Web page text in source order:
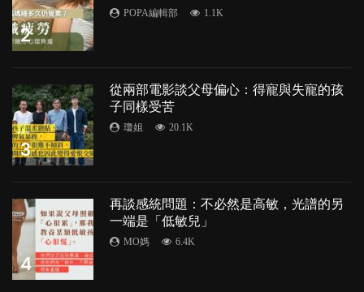
2
POPA編輯部 1.1K
3
從兩部電影談父母偏心：得寵與失寵的孩
子同樣受苦
瓊姐 20.1K
4
再談感統問題：不必然是高敏，光譜的另
一端是「低敏兒」
MO媽 6.4K